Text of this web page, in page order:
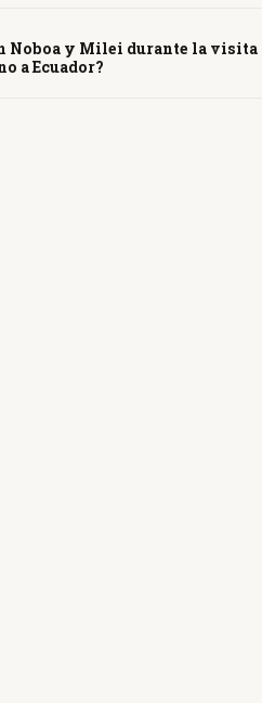
Noboa y Milei durante la visita
a Ecuador?